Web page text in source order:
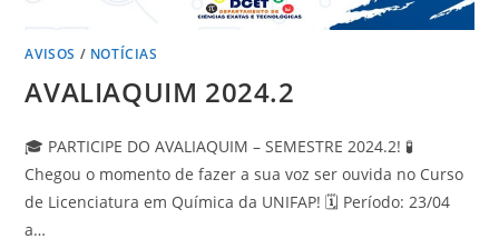
AVISOS / NOTÍCIAS
AVALIAQUIM 2024.2
🎓 PARTICIPE DO AVALIAQUIM – SEMESTRE 2024.2! 🧪
Chegou o momento de fazer a sua voz ser ouvida no Curso
de Licenciatura em Química da UNIFAP! 🗓 Período: 23/04
a…